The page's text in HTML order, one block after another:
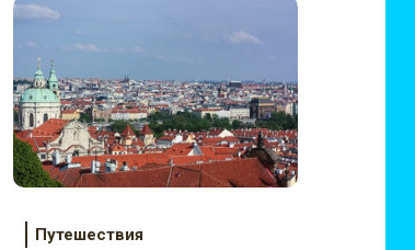
Путешествия